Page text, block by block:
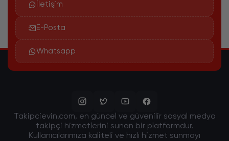
İletişim
E-Posta
Whatsapp
Takipcievin.com, en güncel ve güvenilir sosyal medya
takipçi hizmetlerini sunan bir platformdur.
Kullanıcılarımıza kaliteli ve hızlı hizmet sunmayı